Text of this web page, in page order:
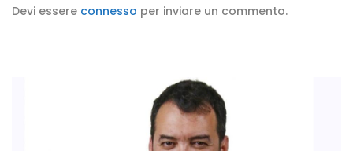
Devi essere connesso per inviare un commento.